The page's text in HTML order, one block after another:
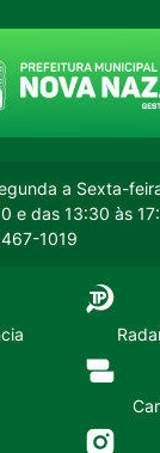
menu
a Sexta-
e das 13:30 às
1019